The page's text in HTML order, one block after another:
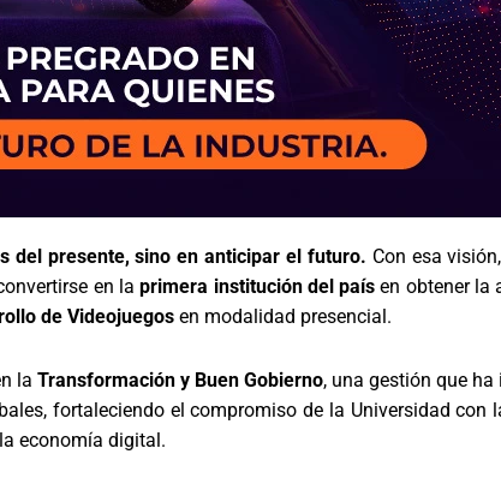
del presente, sino en anticipar el futuro. Con esa
en laprimera institución del país en obtener la
de Videojuegos en modalidad presencial.
la Transformación y Buen Gobierno, una gestión que
fortaleciendo el compromiso de la Universidad con
economía digital.